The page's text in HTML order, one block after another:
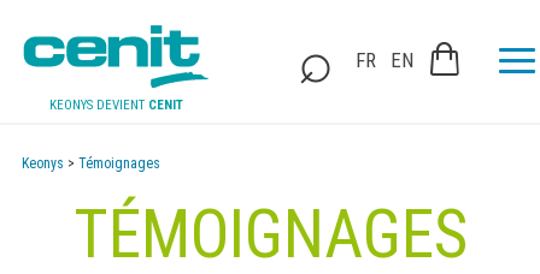
KEONYS DEVIENT CENIT
FR EN
Keonys > Témoignages
TÉMOIGNAGES